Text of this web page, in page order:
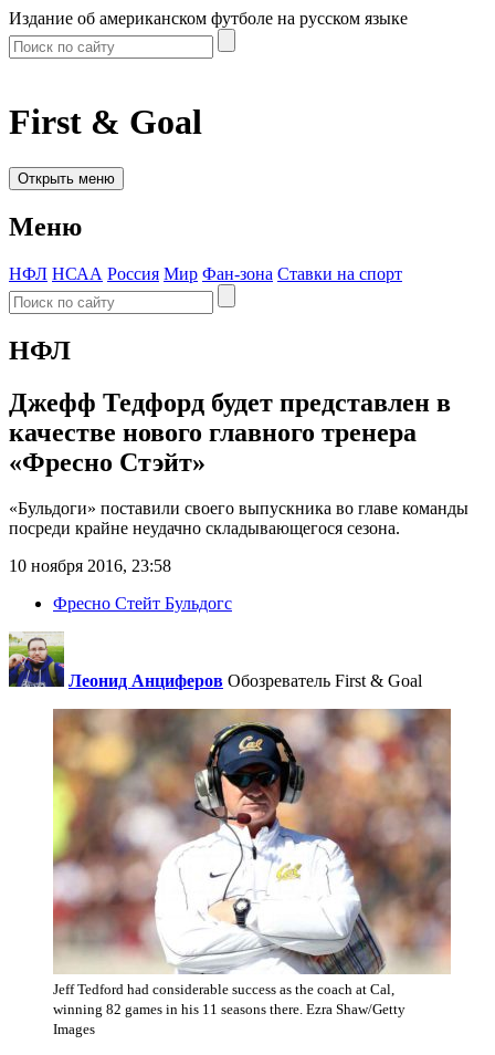
Издание об американском футболе на русском языке
First & Goal
Открыть меню
Меню
НФЛ НСАА Россия Мир Фан-зона Ставки на спорт
НФЛ
Джефф Тедфорд будет представлен в
качестве нового главного тренера
«Фресно Стэйт»
«Бульдоги» поставили своего выпускника во главе команды
посреди крайне неудачно складывающегося сезона.
10 ноября 2016, 23:58
Фресно Стейт Бульдогс
Леонид Анциферов Обозреватель First & Goal
Jeff Tedford had considerable success as the coach at Cal,
winning 82 games in his 11 seasons there. Ezra Shaw/Getty
Images